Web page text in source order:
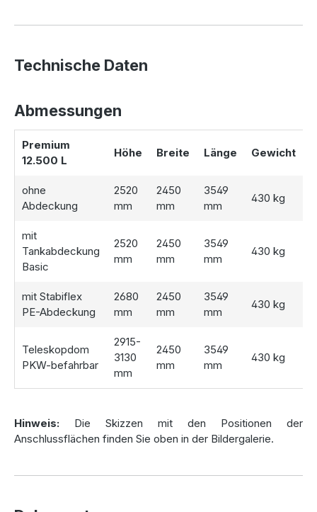
Einbautiefe und Belastbarkeit
50 Jahre Materialgarantie:
sachgerechtem Einbau
Einbausituation
Bitte beachten Sie:
geliefert. Wählen Sie die passende Abdeckung
entsprechend Ihrer Anforderungen:
Stülpdeckel "Basic"– Aus Polyethylen, für begehbare
Bereiche bis 80 kg belastbar
Stabiflex PE-Abdeckung
Kindersicherheit, rutschhemmend, belastbar bis 200 kg
Teleskopdom (PKW-befahrbar)
– Höhenverstellbar
mit einer Radlast bis 600 kg, ideal für Einfahrten
Einsatzmöglichkeiten und
Erweiterungen
Technische Daten
Abmessungen
Premium
12.500 L
Höhe Breite Länge Gewicht
ohne
Abdeckung
2520
mm
2450
mm
3549
mm
430 kg
mit
Tankabdeckung
Basic
2520
mm
2450
mm
3549
mm
430 kg
mit Stabiflex
PE-Abdeckung
2680
mm
2450
mm
3549
mm
430 kg
Teleskopdom
PKW-befahrbar
2915-
3130
mm
2450
mm
3549
mm
430 kg
Hinweis: Die Skizzen mit den Positionen der
Anschlussflächen finden Sie oben in der Bildergalerie.